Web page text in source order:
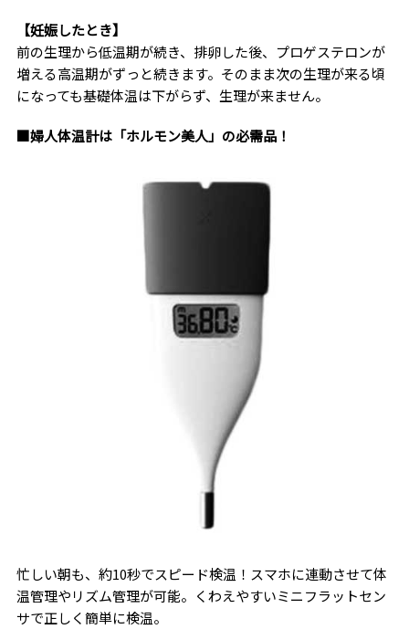
【妊娠したとき】
前の生理から低温期が続き、排卵した後、プロゲステロンが
増える高温期がずっと続きます。そのまま次の生理が来る頃
になっても基礎体温は下がらず、生理が来ません。
■婦人体温計は「ホルモン美人」の必需品！
忙しい朝も、約10秒でスピード検温！スマホに連動させて体
温管理やリズム管理が可能。くわえやすいミニフラットセン
サで正しく簡単に検温。